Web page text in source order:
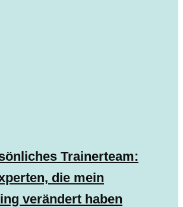
Trainerteam:
die mein
verändert haben